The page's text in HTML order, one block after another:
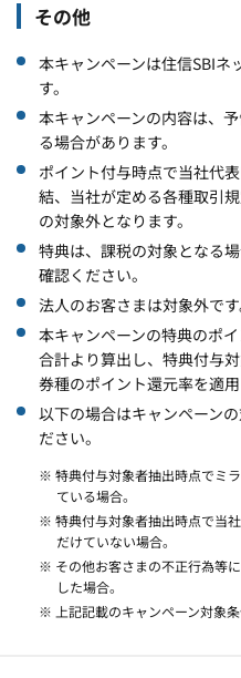
その他
本キャンペーンは住信SBIネ
す。
本キャンペーンの内容は、
る場合があります。
ポイント付与時点で当社代
結、当社が定める各種取引
の対象外となります。
特典は、課税の対象となる
確認ください。
法人のお客さまは対象外です
本キャンペーンの特典のポ
合計より算出し、特典付与
券種のポイント還元率を適用
以下の場合はキャンペーン
ださい。
※ 特典付与対象者抽出時点でミ
ている場合。
※ 特典付与対象者抽出時点で当
だけていない場合。
※ その他お客さまの不正行為等
した場合。
※ 上記記載のキャンペーン対象条